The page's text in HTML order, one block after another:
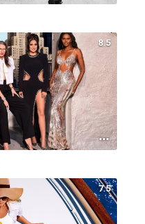
8.5
7.5